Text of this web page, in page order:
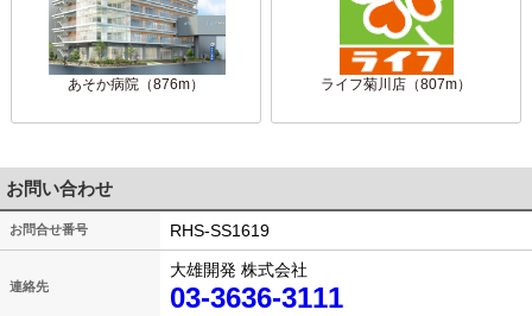
あそか病院（876m） ライフ菊川店（807m）
お問い合わせ
お問合せ番号 RHS-SS1619
連絡先
大雄開発 株式会社
03-3636-3111